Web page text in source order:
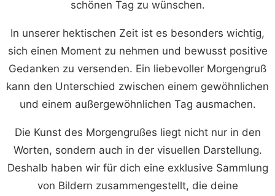
schönen Tag zu wünschen.
In unserer hektischen Zeit ist es besonders wichtig,
sich einen Moment zu nehmen und bewusst positive
Gedanken zu versenden. Ein liebevoller Morgengruß
kann den Unterschied zwischen einem gewöhnlichen
und einem außergewöhnlichen Tag ausmachen.
Die Kunst des Morgengrußes liegt nicht nur in den
Worten, sondern auch in der visuellen Darstellung.
Deshalb haben wir für dich eine exklusive Sammlung
von Bildern zusammengestellt, die deine